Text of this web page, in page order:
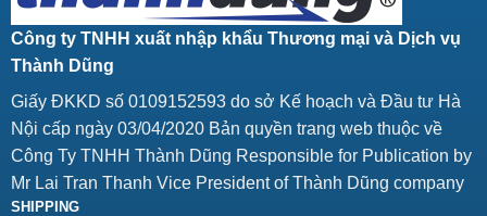
Công ty TNHH xuất nhập khẩu Thương mại và Dịch vụ
Thành Dũng
Giấy ĐKKD số 0109152593 do sở Kế hoạch và Đầu tư Hà
Nội cấp ngày 03/04/2020 Bản quyền trang web thuộc về
Công Ty TNHH Thành Dũng Responsible for Publication by
Mr Lai Tran Thanh Vice President of Thành Dũng company
SHIPPING